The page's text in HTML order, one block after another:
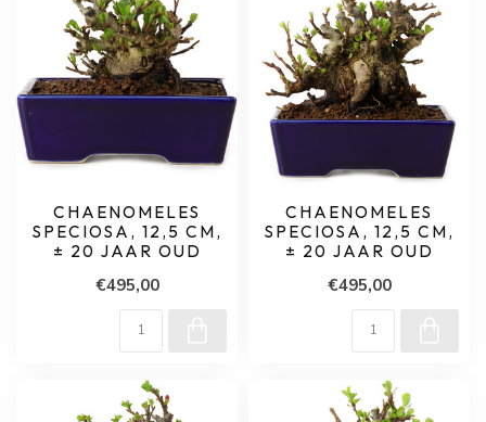
CHAENOMELES
SPECIOSA, 12,5 CM,
± 20 JAAR OUD
€495,00
CHAENOMELES
SPECIOSA, 12,5 CM,
± 20 JAAR OUD
€495,00